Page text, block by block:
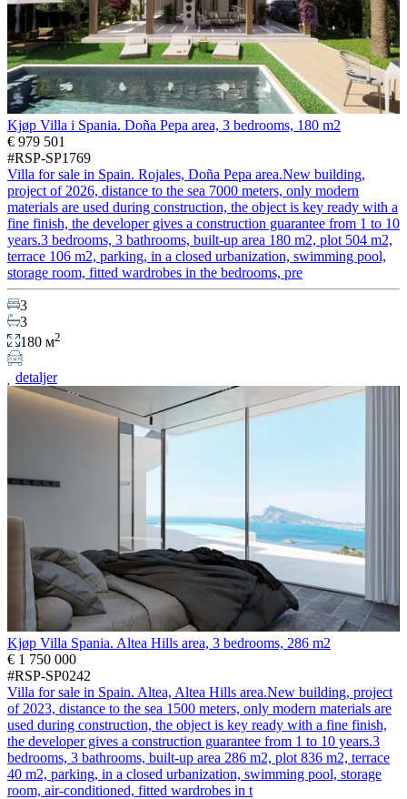
Kjøp Villa i Spania. Doña Pepa area, 3 bedrooms, 180 m2
€ 979 501
#RSP-SP1769
Villa for sale in Spain. Rojales, Doña Pepa area.New building,
project of 2026, distance to the sea 7000 meters, only modern
materials are used during construction, the object is key ready with a
fine finish, the developer gives a construction guarantee from 1 to 10
years.3 bedrooms, 3 bathrooms, built-up area 180 m2, plot 504 m2,
terrace 106 m2, parking, in a closed urbanization, swimming pool,
storage room, fitted wardrobes in the bedrooms, pre
3
3
180 м2
detaljer
Kjøp Villa Spania. Altea Hills area, 3 bedrooms, 286 m2
€ 1 750 000
#RSP-SP0242
Villa for sale in Spain. Altea, Altea Hills area.New building, project
of 2023, distance to the sea 1500 meters, only modern materials are
used during construction, the object is key ready with a fine finish,
the developer gives a construction guarantee from 1 to 10 years.3
bedrooms, 3 bathrooms, built-up area 286 m2, plot 836 m2, terrace
40 m2, parking, in a closed urbanization, swimming pool, storage
room, air-conditioned, fitted wardrobes in t